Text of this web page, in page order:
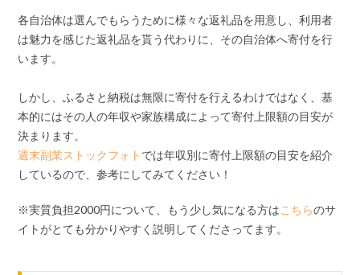
各自治体は選んでもらうために様々な返礼品を用意し、利用者
は魅力を感じた返礼品を貰う代わりに、その自治体へ寄付を行
います。
しかし、ふるさと納税は無限に寄付を行えるわけではなく、基
本的にはその人の年収や家族構成によって寄付上限額の目安が
決まります。
週末副業ストックフォト では年収別に寄付上限額の目安を紹介
しているので、参考にしてみてください！
※実質負担2000円について、もう少し気になる方はこちらのサ
イトがとても分かりやすく説明してくださってます。